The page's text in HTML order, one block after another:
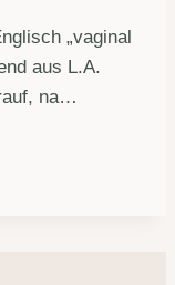
„vaginal
aus L.A.
na…